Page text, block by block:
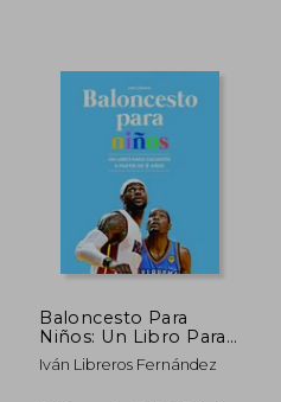
Baloncesto Para
Niños: Un Libro Para
Gigantes a Partir de 9
Años
Iván Libreros Fernández